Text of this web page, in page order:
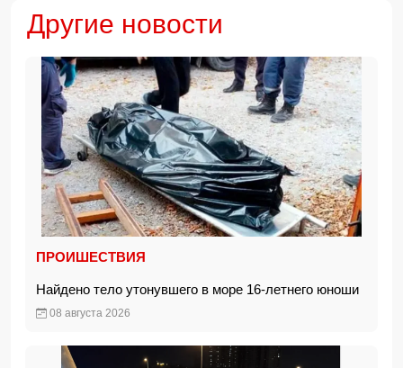
Другие новости
ПРОИШЕСТВИЯ
Найдено тело утонувшего в море 16-летнего юноши
08 августа 2026